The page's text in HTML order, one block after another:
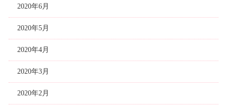
2020年6月
2020年5月
2020年4月
2020年3月
2020年2月